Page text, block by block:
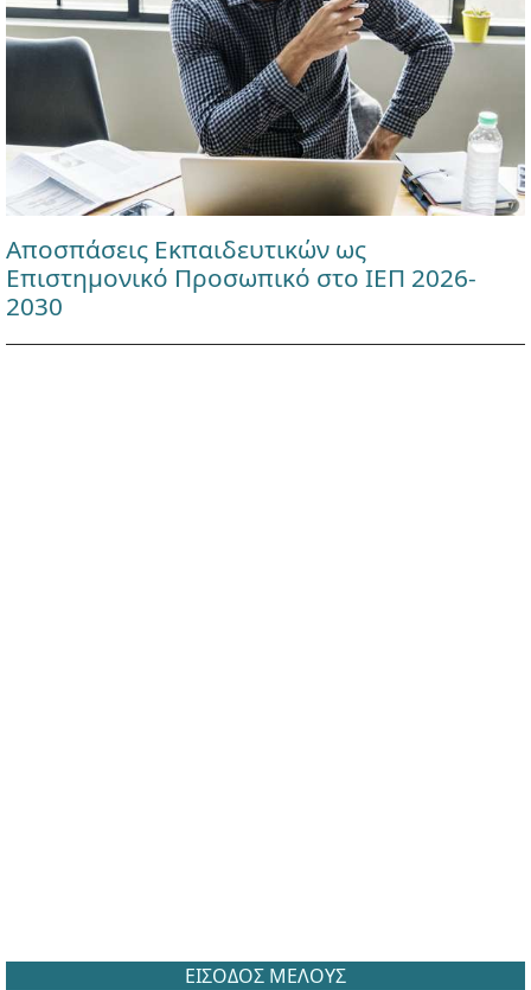
Αποσπάσεις Εκπαιδευτικών ως
Επιστημονικό Προσωπικό στο ΙΕΠ 2026-
2030
ΕΙΣΟΔΟΣ ΜΕΛΟΥΣ